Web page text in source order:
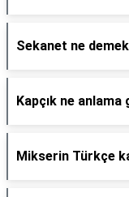
Sekanet ne
Kapçık ne anlama
Mikserin Türkçe